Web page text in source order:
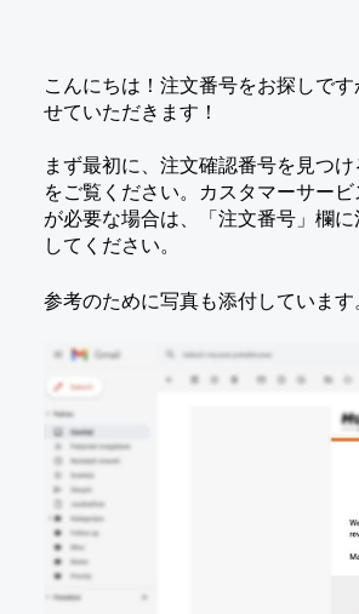
こんにちは！注文番号をお探しです
せていただきます！
まず最初に、注文確認番号を見つ
をご覧ください。カスタマーサー
が必要な場合は、「注文番号」欄に
してください。
参考のために写真も添付しています